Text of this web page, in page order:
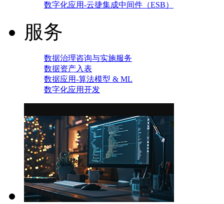
数字化应用-云捷集成中间件（ESB）
服务
数据治理咨询与实施服务
数据资产入表
数据应用-算法模型 & ML
数字化应用开发